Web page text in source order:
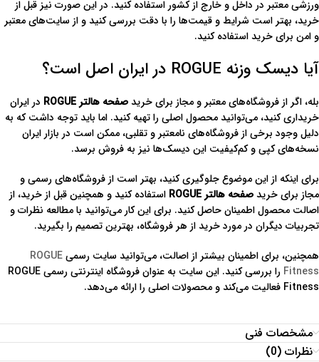
ورزشی معتبر در داخل و خارج از کشور استفاده کنید. در این صورت نیز قبل از
خرید، بهتر است شرایط و قیمت‌ها را با دقت بررسی کنید و از سایت‌های معتبر
و امن برای خرید استفاده کنید.
آیا دیسک وزنه ROGUE در ایران اصل است؟
بله، اگر از فروشگاه‌های معتبر و مجاز برای خریدصفحه هالتر ROGUE
در ایران
خریداری کنید، می‌توانید محصول اصلی را تهیه کنید. اما باید توجه داشت که به
دلیل وجود برخی از فروشگاه‌های نامعتبر و تقلبی، ممکن است در بازار ایران
نسخه‌های کپی و کم‌کیفیت این دیسک‌ها نیز به فروش برسد.
برای اینکه از این موضوع جلوگیری کنید، بهتر است از فروشگاه‌های رسمی و
مجاز برای خریدصفحه هالتر ROGUE
استفاده کنید و همچنین قبل از خرید، از
اصالت محصول اطمینان حاصل کنید. برای این کار می‌توانید با مطالعه نظرات و
تجربیات دیگران در مورد خرید از هر فروشگاه، بهترین تصمیم را بگیرید.
همچنین، برای اطمینان بیشتر از اصالت، می‌توانید سایت رسمیROGUE
Fitness
را بررسی کنید. این سایت به عنوان فروشگاه اینترنتی رسمی ROGUE
Fitness فعالیت می‌کند و محصولات اصلی را ارائه می‌دهد.
مشخصات فنی
نظرات (0)